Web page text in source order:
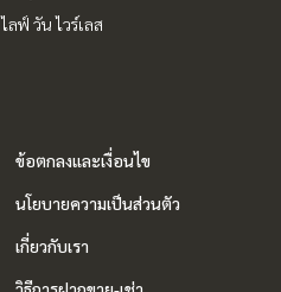
ไลฟ์ วัน ไวร์เลส
ข้อตกลงและเงื่อนไข
นโยบายความเป็นส่วนตัว
เกี่ยวกับเรา